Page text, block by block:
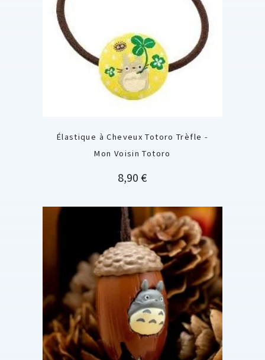
Élastique à Cheveux Totoro Trèfle -
Mon Voisin Totoro
Prix
8,90 €